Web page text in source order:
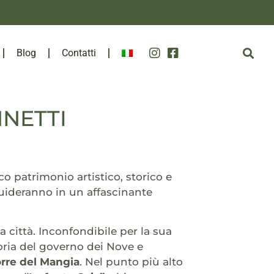
Blog Contatti
patrimonio artistico, storico e
in un affascinante
città. Inconfondibile per la sua
del governo dei Nove e
del Mangia. Nel punto più alto